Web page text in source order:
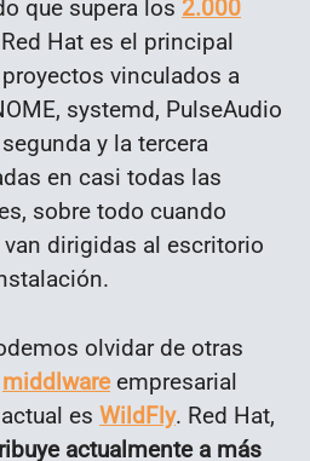
que supera los 2.000
Hat es el principal
vinculados a
systemd, PulseAudio
y la tercera
en casi todas las
sobre todo cuando
dirigidas al escritorio
olvidar de otras
middlwareempresarial
es WildFly. Red Hat,
actualmente a más